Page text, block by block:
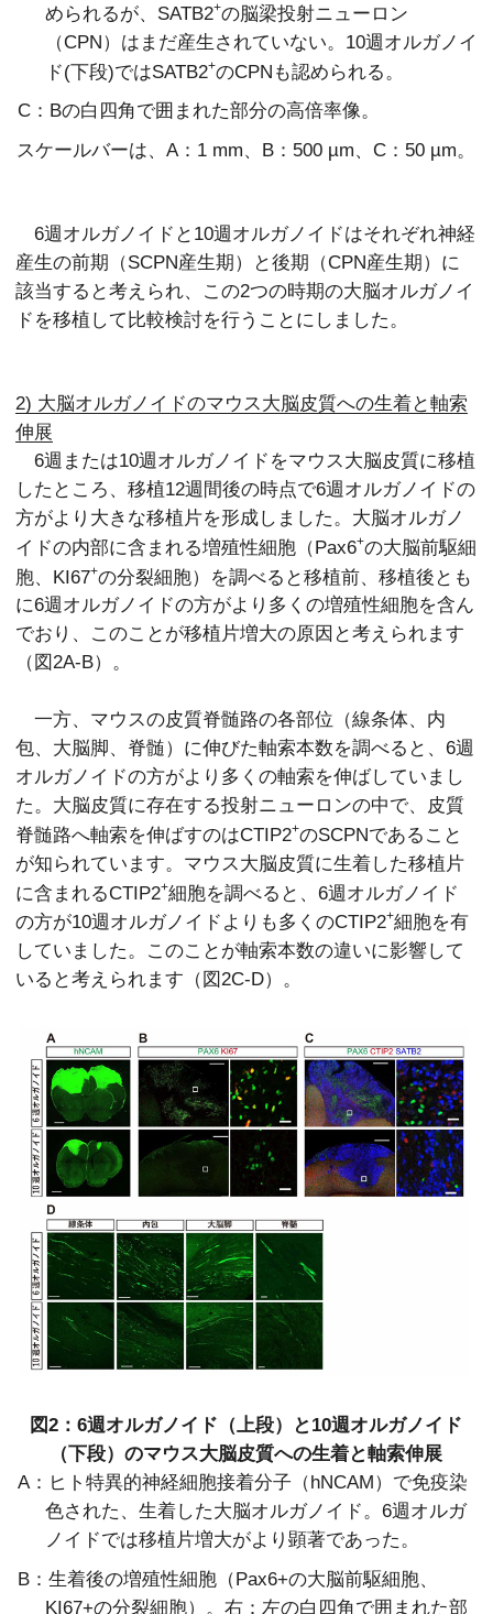
められるが、SATB2+の脳梁投射ニューロン
（CPN）はまだ産生されていない。 10週オルガノイ
ド(下段)ではSATB2+のCPNも認められる。
C：Bの白四角で囲まれた部分の高倍率像。
スケールバーは、A：1 mm、B：500 µm、C：50 µm。
6週オルガノイドと10週オルガノイドはそれぞれ神経
産生の前期（SCPN産生期）と後期（CPN産生期）に
該当すると考えられ、この2つの時期の大脳オルガノイ
ドを移植して比較検討を行うことにしました。
2) 大脳オルガノイドのマウス大脳皮質への生着と軸索
伸展
6週または10週オルガノイドをマウス大脳皮質に移植
したところ、移植12週間後の時点で6週オルガノイドの
方がより大きな移植片を形成しました。大脳オルガノ
イドの内部に含まれる増殖性細胞（Pax6+の大脳前駆細
胞、KI67+の分裂細胞）を調べると移植前、移植後とも
に6週オルガノイドの方がより多くの増殖性細胞を含ん
でおり、このことが移植片増大の原因と考えられます
（図2A-B）。
一方、マウスの皮質脊髄路の各部位（線条体、内
包、大脳脚、脊髄）に伸びた軸索本数を調べると、6週
オルガノイドの方がより多くの軸索を伸ばしていまし
た。大脳皮質に存在する投射ニューロンの中で、皮質
脊髄路へ軸索を伸ばすのはCTIP2+のSCPNであること
が知られています。マウス大脳皮質に生着した移植片
に含まれるCTIP2+細胞を調べると、6週オルガノイド
の方が10週オルガノイドよりも多くのCTIP2+細胞を有
していました。このことが軸索本数の違いに影響して
いると考えられます（図2C-D）。
図2：6週オルガノイド（上段）と10週オルガノイド
（下段）のマウス大脳皮質への生着と軸索伸展
A：ヒト特異的神経細胞接着分子（hNCAM）で免疫染
色された、生着した大脳オルガノイド。 6週オルガ
ノイドでは移植片増大がより顕著であった。
B：生着後の増殖性細胞（Pax6+の大脳前駆細胞、
KI67+の分裂細胞）。 右：左の白四角で囲まれた部